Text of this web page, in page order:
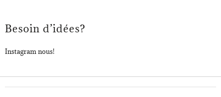
Besoin d’idées?
Instagram nous!